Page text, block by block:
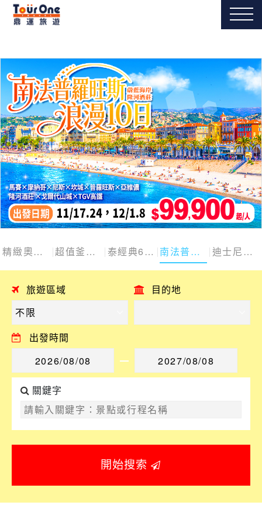
精緻奧捷斯匈四國 超值釜慶邱 泰經典6日 南法普羅旺斯10日 迪士尼探險號
旅遊區域 目的地
出發時間
關鍵字
開始搜索